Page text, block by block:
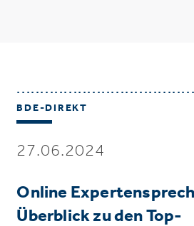
BDE-DIREKT
27.06.2024
Online
Überblick zu den Top-